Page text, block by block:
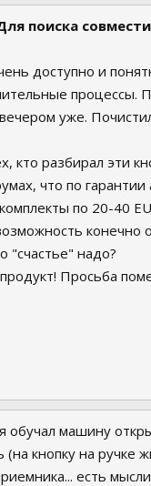
поиска
доступно и
процессы.
уже.
кто разбирал эти
что по
по 20-40
конечно
"счастье" надо?
Просьба
машину
кнопку на ручке
есть